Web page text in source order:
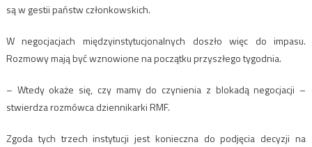
są w gestii państw członkowskich.
W negocjacjach międzyinstytucjonalnych doszło więc do impasu.
Rozmowy mają być wznowione na początku przyszłego tygodnia.
– Wtedy okaże się, czy mamy do czynienia z blokadą negocjacji –
stwierdza rozmówca dziennikarki RMF.
Zgoda tych trzech instytucji jest konieczna do podjęcia decyzji na